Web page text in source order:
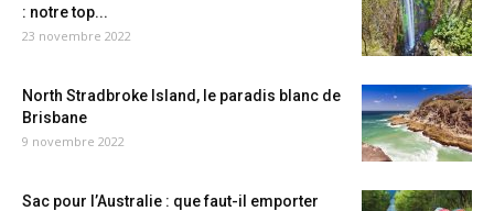
: notre top...
23 novembre 2022
North Stradbroke Island, le paradis blanc de
Brisbane
9 novembre 2022
Sac pour l’Australie : que faut-il emporter